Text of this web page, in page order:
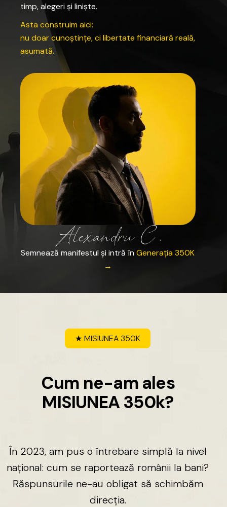
timp, alegeri și liniște.
Asta construim aici:
nu doar cunoștințe, ci libertate financiară reală,
asumată.
Semnează manifestul și intră în Generația 350K
→
★ MISIUNEA 350K
Cum ne-am ales
MISIUNEA 350k?
În 2023, am pus o întrebare simplă la nivel
național: cum se raportează românii la bani?
Răspunsurile ne-au obligat să schimbăm
direcția.